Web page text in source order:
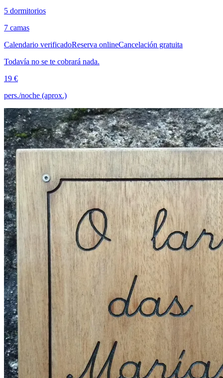
5 dormitorios
7 camas
Calendario verificadoReserva onlineCancelación gratuita
Todavía no se te cobrará nada.
19 €
pers./noche (aprox.)